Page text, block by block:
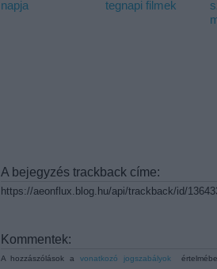
napja
tegnapi filmek
A bejegyzés trackback címe:
https://aeonflux.blog.hu/api/trackback/id/
Kommentek:
A hozzászólások a vonatkozó jogszabályok